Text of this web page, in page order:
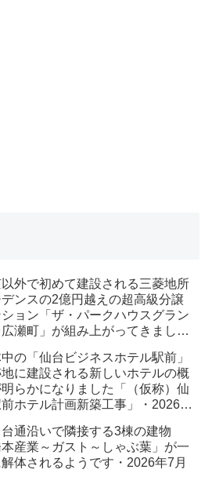
外で初めて建設される三菱地所
デンスの2億円越えの超高級分譲
ョン「ザ・パークハウスグラン
瀬町」が組み上がってきまし
の「仙台ビジネスホテル駅前」
に建設される新しいホテルの概
らかになりました「（仮称）仙
ホテル計画新築工事」・2026年
通沿いで隣接する3棟の建物
本産業～ガスト～しゃぶ葉」が一
体されるようです・2026年7月